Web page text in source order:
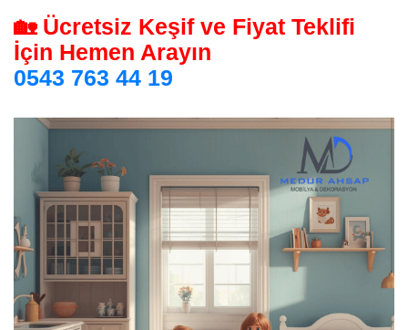
🏡 Ücretsiz Keşif ve Fiyat Teklifi
İçin Hemen Arayın
0543 763 44 19